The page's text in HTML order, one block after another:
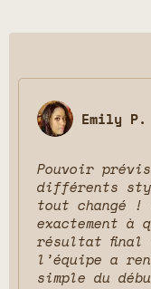
Emily P.
Pouvoir
différents
tout changé !
exactement
résultat final
l’équipe a
simple du